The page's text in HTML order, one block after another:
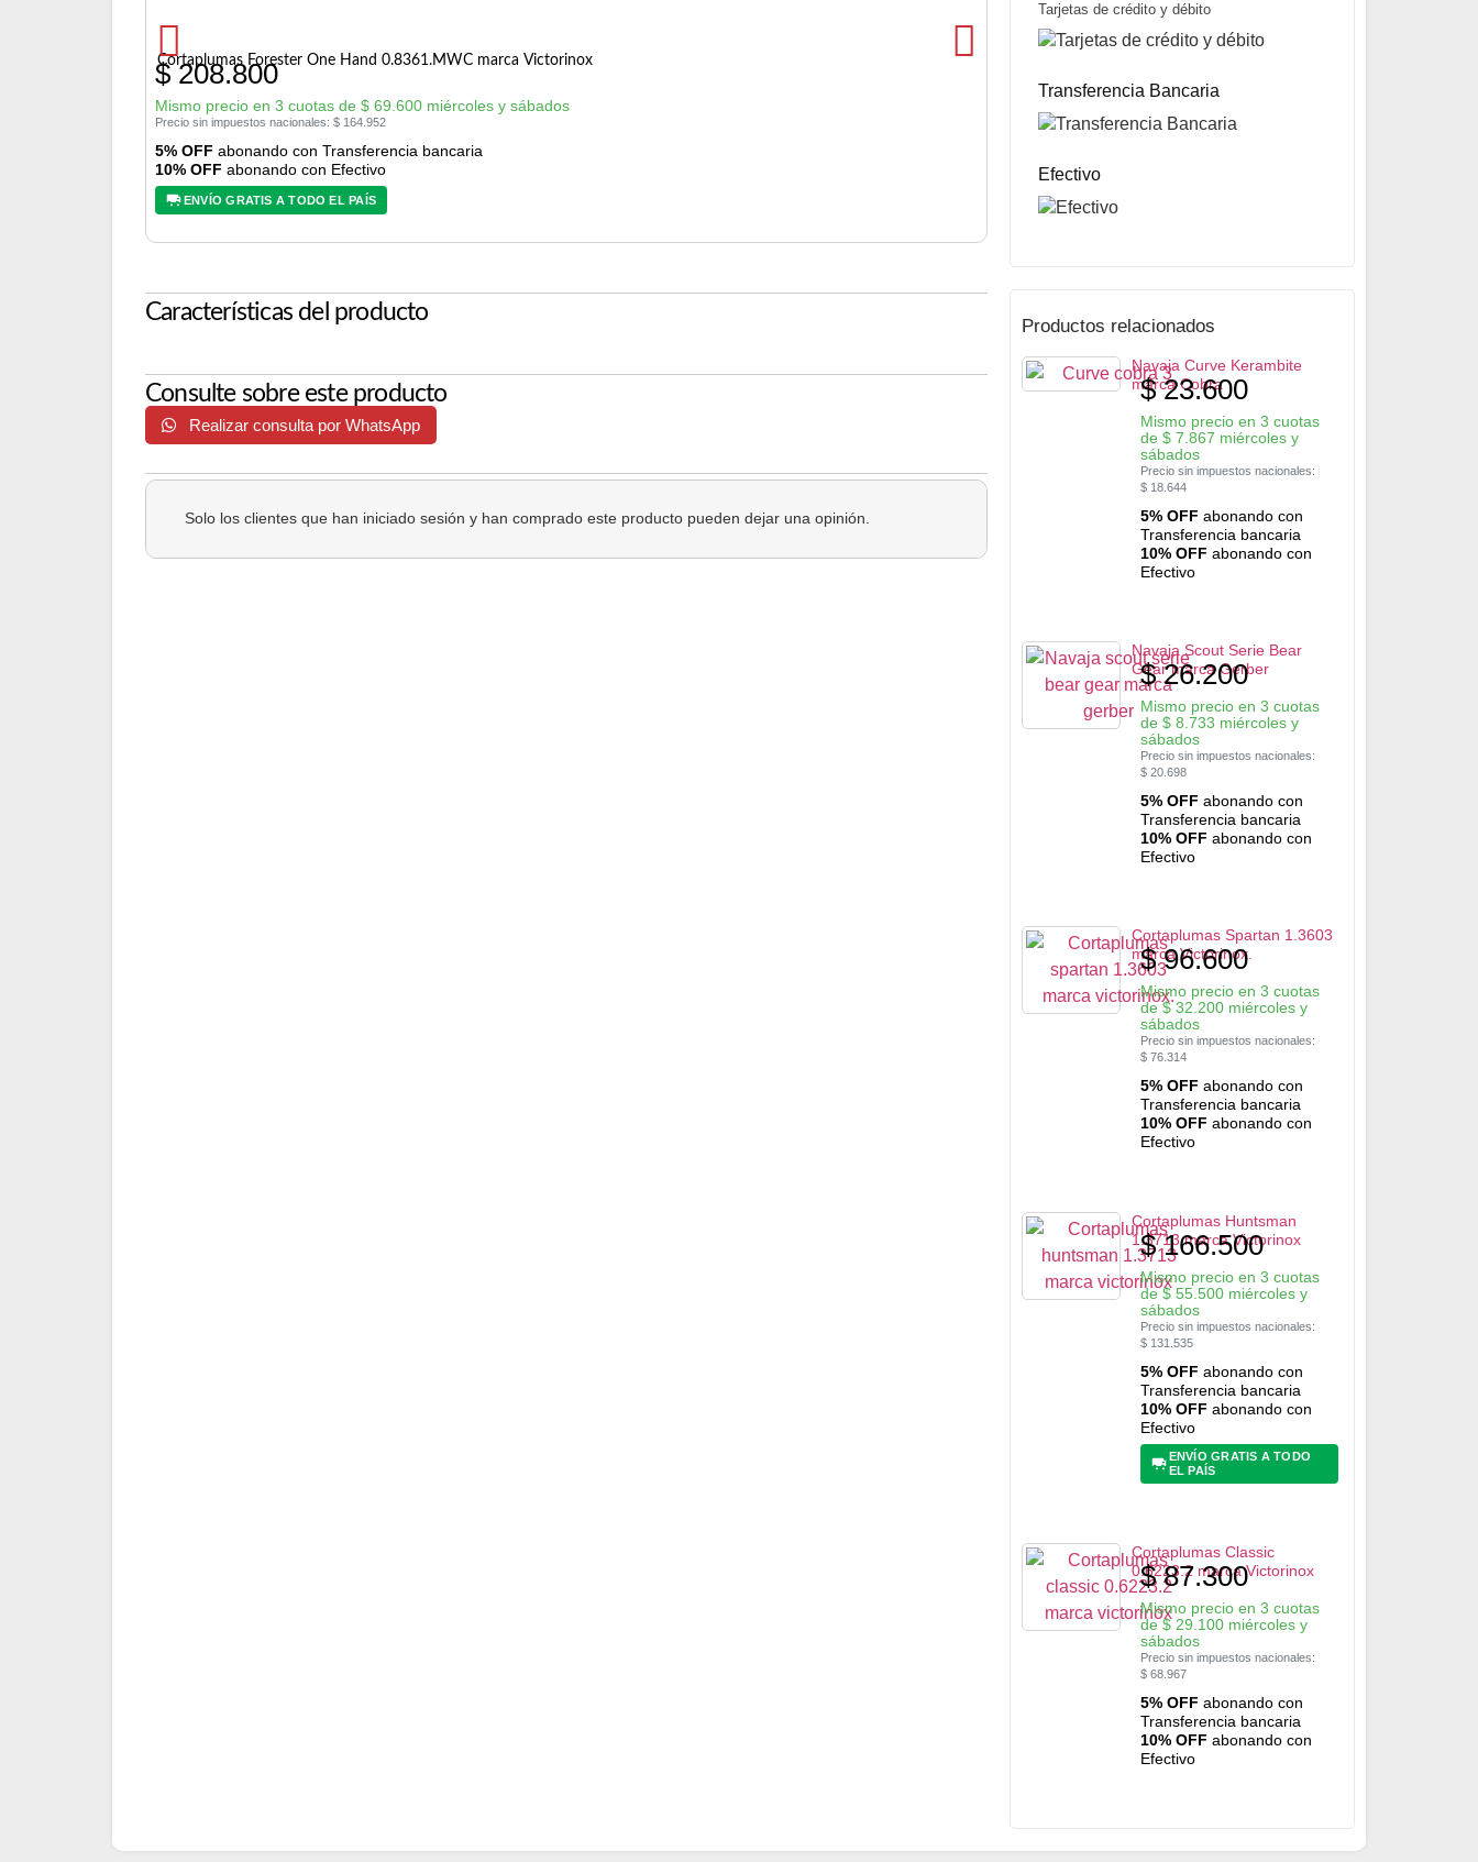
Cortaplumas Forester One Hand 0.8361.MWC marca Victorinox
$208.800
Mismo precio en 3 cuotas de $ 69.600 miércoles y sábados
Precio sin impuestos nacionales: $ 164.952
5% OFF abonando con Transferencia bancaria
10% OFF abonando con Efectivo
ENVÍO GRATIS A TODO EL PAÍS
Precio sin impuestos nacionales:$146.150
10% OFFabonando con Efectivo
ENVÍO GRATIS A TODO EL PAÍS
Características del producto
Consulte sobre este producto
Realizar consulta por WhatsApp
Solo los clientes que han iniciado sesión y han comprado este producto pueden dejar una opinión.
Tarjetas de crédito y débito
Transferencia Bancaria
Efectivo
Productos relacionados
Navaja Curve Kerambite
marca Cobra
$23.600
Mismo precio en 3 cuotas
de $7.867 miércoles y
sábados
Precio sin impuestos nacionales:
$18.644
5% OFF abonando con
Transferencia bancaria
10% OFF abonando con
Efectivo
Navaja Scout Serie Bear
Gear marca Gerber
$26.200
Mismo precio en 3 cuotas
de $8.733 miércoles y
sábados
Precio sin impuestos nacionales:
$20.698
5% OFF abonando con
Transferencia bancaria
10% OFF abonando con
Efectivo
Cortaplumas Spartan 1.3603
marca Victorinox.
$96.600
Mismo precio en 3 cuotas
de$32.200miércoles y
sábados
Precio sin impuestos nacionales:
$76.314
5% OFF abonando con
Transferencia bancaria
10% OFF abonando con
Efectivo
Cortaplumas Huntsman
1.3713 marca Victorinox
$166.500
Mismo precio en 3 cuotas
de$55.500miércoles y
sábados
Precio sin impuestos nacionales:
$131.535
5% OFF abonando con
Transferencia bancaria
10% OFF abonando con
Efectivo
ENVÍO GRATIS A TODO
EL PAÍS
Cortaplumas Classic
0.6223.2 marca Victorinox
$87.300
Mismo precio en 3 cuotas
de$29.100miércoles y
sábados
Precio sin impuestos nacionales:
$68.967
5% OFF abonando con
Transferencia bancaria
10% OFF abonando con
Efectivo